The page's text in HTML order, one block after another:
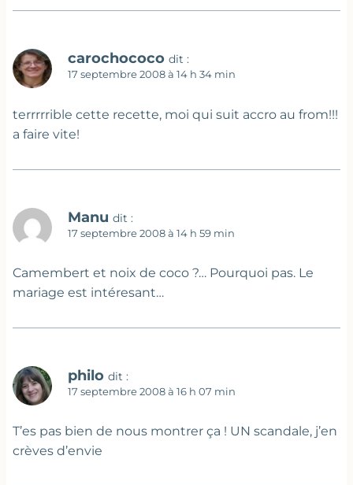
carochococo dit :
17 septembre 2008 à 14 h 34 min
terrrrrible cette recette, moi qui suit accro au from!!!
a faire vite!
Manu dit :
17 septembre 2008 à 14 h 59 min
Camembert et noix de coco ?… Pourquoi pas. Le
mariage est intéresant…
philo dit :
17 septembre 2008 à 16 h 07 min
T’es pas bien de nous montrer ça ! UN scandale, j’en
crèves d’envie